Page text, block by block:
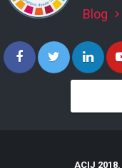
Blog keyboard_arrow_right
ACIJ 2018.